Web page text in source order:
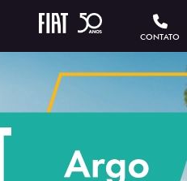
CONTATO